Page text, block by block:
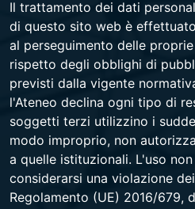
Il trattamento dei dati
di questo sito web è
al perseguimento delle
rispetto degli obblighi di
previsti dalla vigente
l'Ateneo declina ogni tipo di
soggetti terzi utilizzino i
modo improprio, non
a quelle istituzionali. L'uso
considerarsi una violazione
Regolamento (UE) 2016/679,